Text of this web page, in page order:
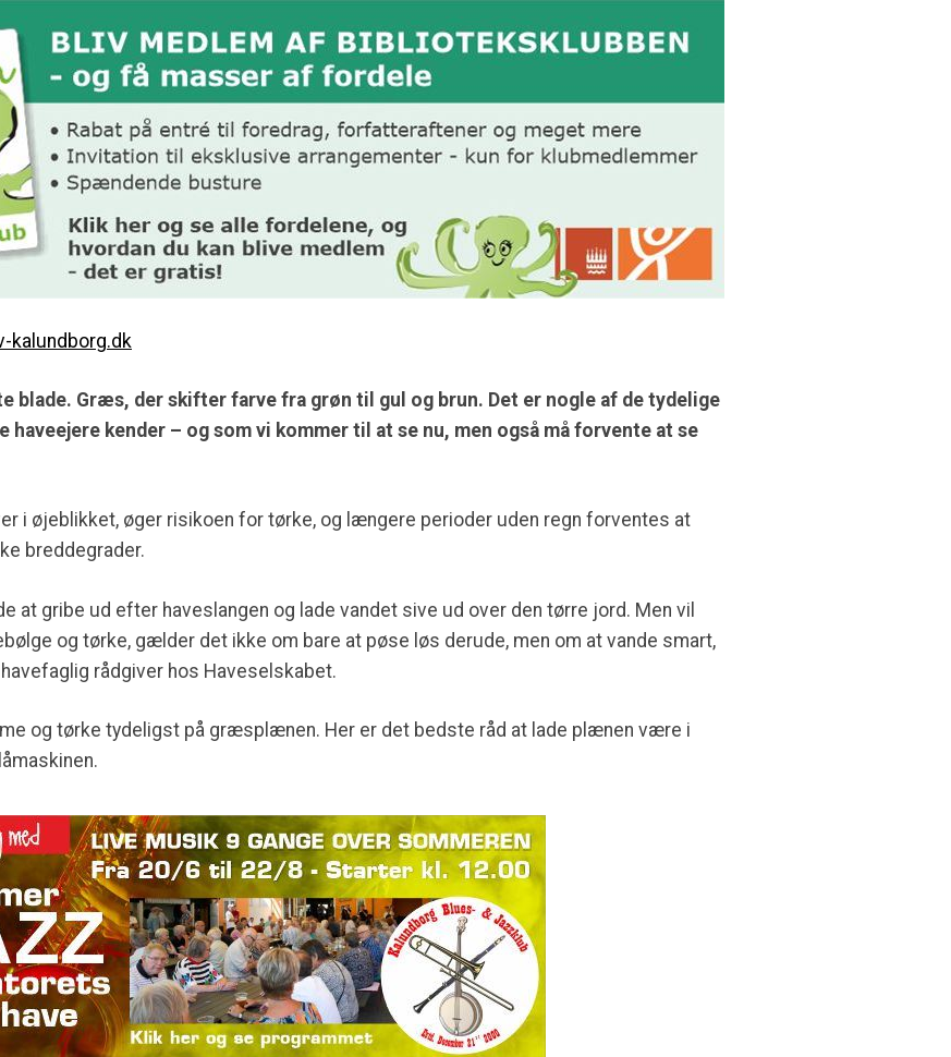
kalundborg.dk
blade. Græs, der skifter farve fra grøn til gul og brun. Det er nogle af de tydelige
haveejere kender – og som vi kommer til at se nu, men også må forvente at se
i øjeblikket, øger risikoen for tørke, og længere perioder uden regn forventes at
breddegrader.
at gribe ud efter haveslangen og lade vandet sive ud over den tørre jord. Men vil
og tørke, gælder det ikke om bare at pøse løs derude, men om at vande smart,
rådgiver hos Haveselskabet.
og tørke tydeligst på græsplænen. Her er det bedste råd at lade plænen være i